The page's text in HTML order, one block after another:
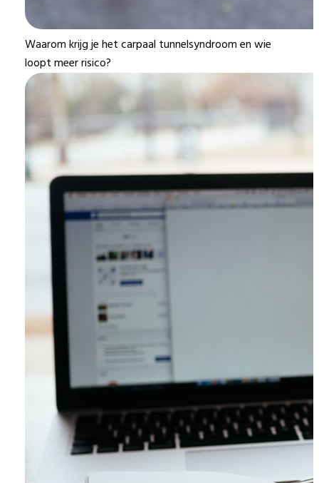
Waarom krijg je het carpaal tunnelsyndroom en wie
loopt meer risico?